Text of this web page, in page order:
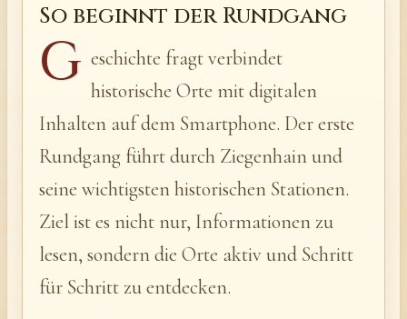
So beginnt der Rundgang
G eschichte fragt verbindet
historische Orte mit digitalen
Inhalten auf dem Smartphone. Der erste
Rundgang führt durch Ziegenhain und
seine wichtigsten historischen Stationen.
Ziel ist es nicht nur, Informationen zu
lesen, sondern die Orte aktiv und Schritt
für Schritt zu entdecken.